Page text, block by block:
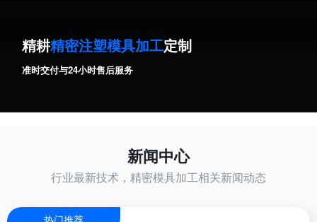
精耕精密注塑模具加工定制
准时交付与24小时售后服务
新闻中心
行业最新技术，精密模具加工相关新闻动态
热门推荐